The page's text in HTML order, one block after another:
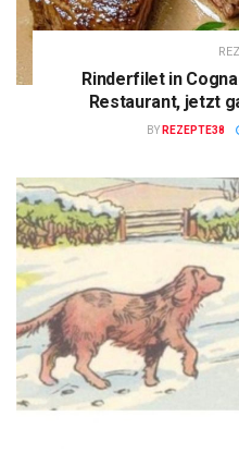
Rinderfilet in
Restaurant, jetzt
BY REZEPTE38